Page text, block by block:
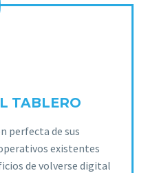
TABLERO
perfecta de sus
existentes
de volverse digital